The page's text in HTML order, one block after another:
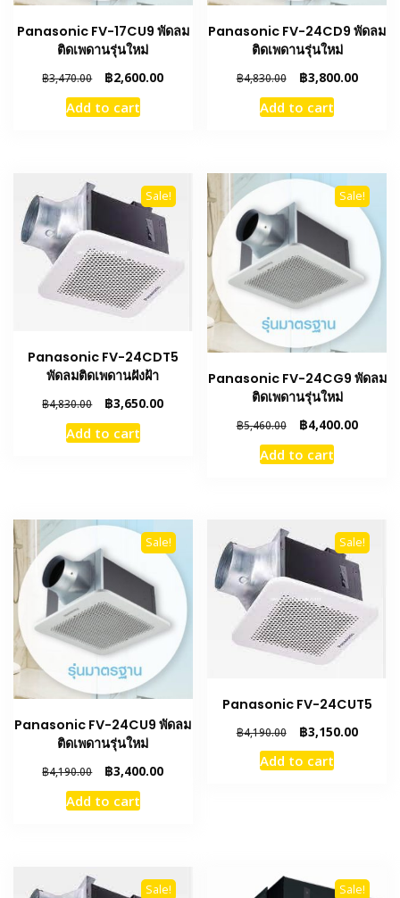
Panasonic FV-17CU9 พัดลม
ติดเพดานรุ่นใหม่
฿3,470.00
Original
price
was:
฿2,600.00Current
Add to cart
Panasonic FV-24CD9 พัดลม
ติดเพดานรุ่นใหม่
฿4,830.00
Original
price
was:
฿3,800.00Current
Add to cart
Sale!
Panasonic FV-24CDT5
พัดลมติดเพดานฝังฝ้า
฿4,830.00
Original
price
was:
฿3,650.00Current
Add to cart
Sale!
Panasonic FV-24CG9 พัดลม
ติดเพดานรุ่นใหม่
฿5,460.00
Original
price
was:
฿4,400.00Current
Add to cart
Sale!
Panasonic FV-24CU9 พัดลม
ติดเพดานรุ่นใหม่
฿4,190.00
Original
price
was:
฿3,400.00Current
Add to cart
Sale!
Panasonic FV-24CUT5
฿4,190.00
Original
price
was:
฿3,150.00Current
Add to cart
Sale! Sale!